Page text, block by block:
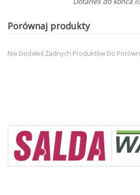
Porównaj produkty
Nie Dodałeś Żadnych Produktów Do